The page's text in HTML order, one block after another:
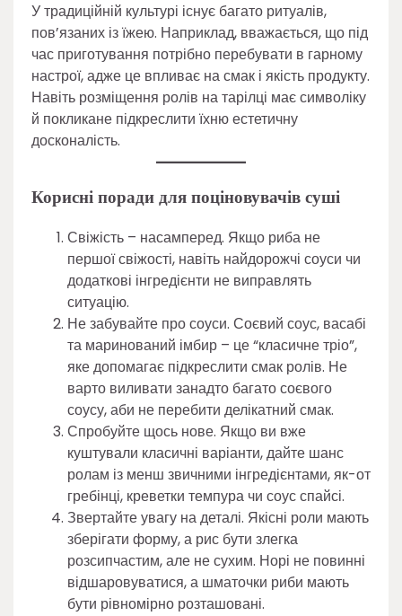
У традиційній культурі існує багато ритуалів,
пов’язаних із їжею. Наприклад, вважається, що під
час приготування потрібно перебувати в гарному
настрої, адже це впливає на смак і якість продукту.
Навіть розміщення ролів на тарілці має символіку
й покликане підкреслити їхню естетичну
досконалість.
Корисні поради для поціновувачів суші
Свіжість – насамперед. Якщо риба не
першої свіжості, навіть найдорожчі соуси чи
додаткові інгредієнти не виправлять
ситуацію.
Не забувайте про соуси. Соєвий соус, васабі
та маринований імбир – це “класичне тріо”,
яке допомагає підкреслити смак ролів. Не
варто виливати занадто багато соєвого
соусу, аби не перебити делікатний смак.
Спробуйте щось нове. Якщо ви вже
куштували класичні варіанти, дайте шанс
ролам із менш звичними інгредієнтами, як-от
гребінці, креветки темпура чи соус спайсі.
Звертайте увагу на деталі. Якісні роли мають
зберігати форму, а рис бути злегка
розсипчастим, але не сухим. Норі не повинні
відшаровуватися, а шматочки риби мають
бути рівномірно розташовані.